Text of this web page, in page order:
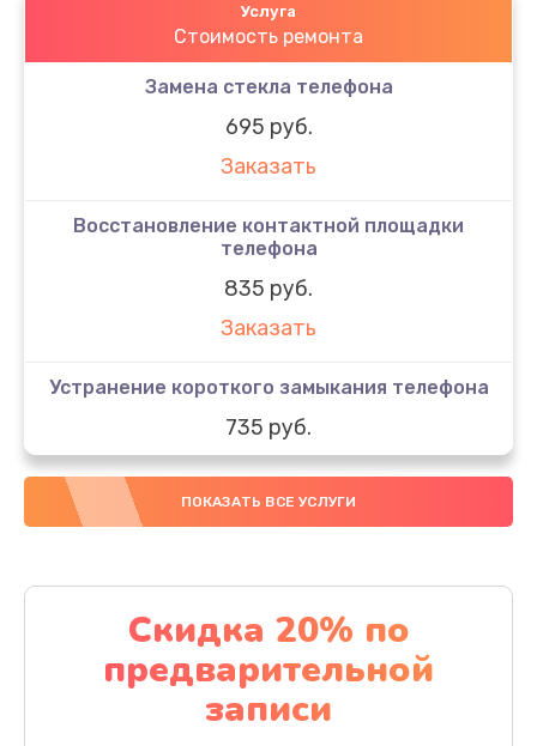
Услуга
Стоимость ремонта
Замена стекла телефона
695 руб.
Заказать
Восстановление контактной площадки
телефона
835 руб.
Заказать
Устранение короткого замыкания телефона
735 руб.
Заказать
Восстановление OS телефона
Восстановление загрузчика телефона
935 руб.
ПОКАЗАТЬ ВСЕ УСЛУГИ
Скидка 20% по
предварительной
записи